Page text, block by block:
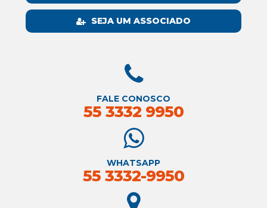
SEJA UM ASSOCIADO
FALE CONOSCO
55 3332 9950
WHATSAPP
55 3332-9950